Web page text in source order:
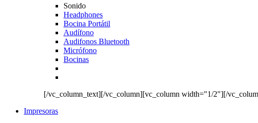
Sonido
Headphones
Bocina Portátil
Audífono
Audifonos Bluetooth
Micrófono
Bocinas
[/vc_column_text][/vc_column][vc_column width="1/2"][/
Impresoras